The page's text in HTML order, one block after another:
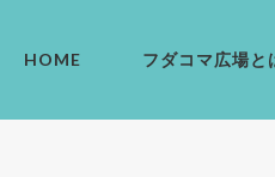
HOME フダコマ広場と